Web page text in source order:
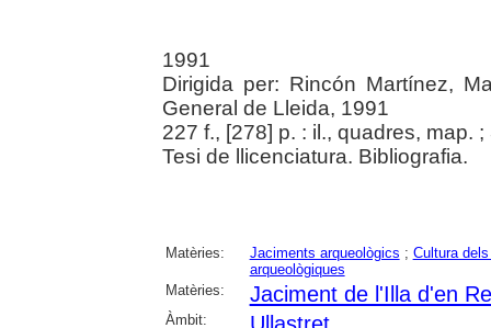
1991
Dirigida per: Rincón Martínez,
General de Lleida, 1991
227 f., [278] p. : il., quadres, map. ;
Tesi de llicenciatura. Bibliografia.
Matèries: Jaciments arqueològics ; Cultura
arqueològiques
Matèries:
Jaciment de l'Illa d'en
Àmbit: